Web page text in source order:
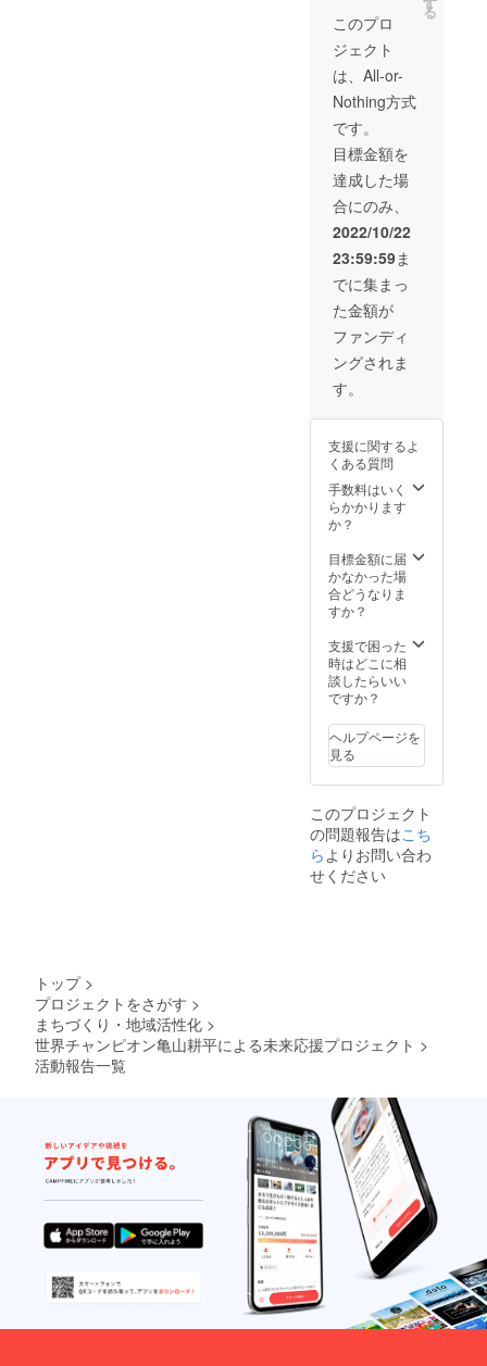
の入力と必ず連
絡が取れるもの
を入力お願い致
します。
直筆でサイン
し、手紙と一緒
に発送致しま
す。 リモート面
会実施の日程に
つきましては、
事前に支援者様
へメールを転送
致しまして、日
程の調整打ち合
わせをさせて頂
きますので必ず
連絡先の入力と
るものを入力お
願い致します。
※リモート面会の
際は、株式会
社 朝日ホーム
ズ 事務局1名が
同席し、支援者
様、亀山耕平選
手、事務局の3名
でのご対応とな
ります。 ※体操
指導につきまし
ては、体操クラ
ブ、体操競技部
がある学校様、
体育館を所有も
をお持ち方を対
象とさせて頂い
ております。 日
時の打ち合わせ
合わせが必要と
なりますので事
前にご連絡を取
れる方が対象と
予めご了承くだ
さい。体操指導
につきまして
も、亀山耕平選
手と事務局1名が
同席する形とな
ります。 ※メン
タルトレーニン
グ講演につきま
しては、講演可
までとさせて頂
観点から50名が
ゆったり入るス
ペース及び講演
時、亀山耕平選
手との距離を十
分取れる場所か
事前に確認させ
て頂き、講演会
場によっては人
数制限をさせて
頂く場合もござ
いますので、予
めご了承くださ
い。 体育館での
る
このプロ
ジェクト
は、All-or-
Nothing方式
です。
目標金額を
達成した場
合にのみ、
2022/10/22
23:59:59ま
でに集まっ
た金額が
ファンディ
ングされま
す。
支援に関するよ
くある質問
手数料はいく
らかかります
か？
目標金額に届
かなかった場
合どうなりま
すか？
支援で困った
時はどこに相
談したらいい
ですか？
ヘルプページを
見る
このプロジェクト
の問題報告はこち
らよりお問い合わ
せください
トップ >
プロジェクトをさがす >
まちづくり・地域活性化 >
世界チャンピオン亀山耕平による未来応援プロジェクト >
活動報告一覧